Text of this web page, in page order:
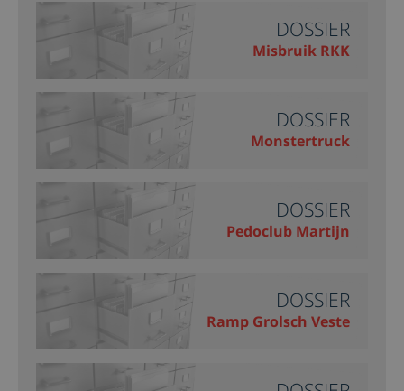
DOSSIER
Misbruik RKK
DOSSIER
Monstertruck
DOSSIER
Pedoclub Martijn
DOSSIER
Ramp Grolsch Veste